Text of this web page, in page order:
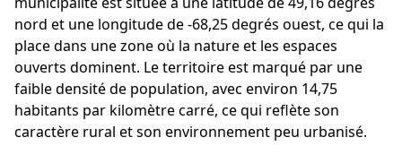
nord et une longitude de -68,25 degrés ouest, ce qui la
place dans une zone où la nature et les espaces
ouverts dominent. Le territoire est marqué par une
faible densité de population, avec environ 14,75
habitants par kilomètre carré, ce qui reflète son
caractère rural et son environnement peu urbanisé.